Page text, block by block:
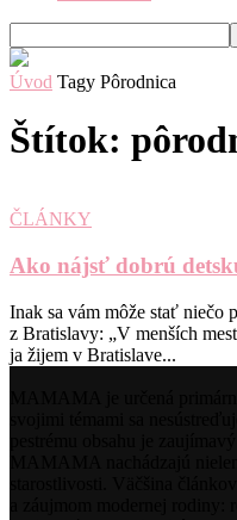
Úvod Tagy Pôrodnica
Štítok:
ČLÁNKY
Ako nájsť dobrú
Inak sa vám môže stať niečo
z Bratislavy: „V menších
ja žijem v Bratislave...